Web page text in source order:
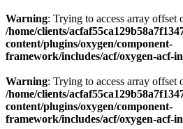
Warning: Trying to access array offset
/home/clients/
content/plugins/oxygen/component-
framework/includes/acf/oxygen-acf-
Warning: Trying to access array offset
/home/clients/
content/plugins/oxygen/component-
framework/includes/acf/oxygen-acf-